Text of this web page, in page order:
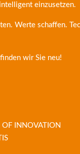
einzusetzen.
Werte schaffen.
wir Sie neu!
INNOVATION